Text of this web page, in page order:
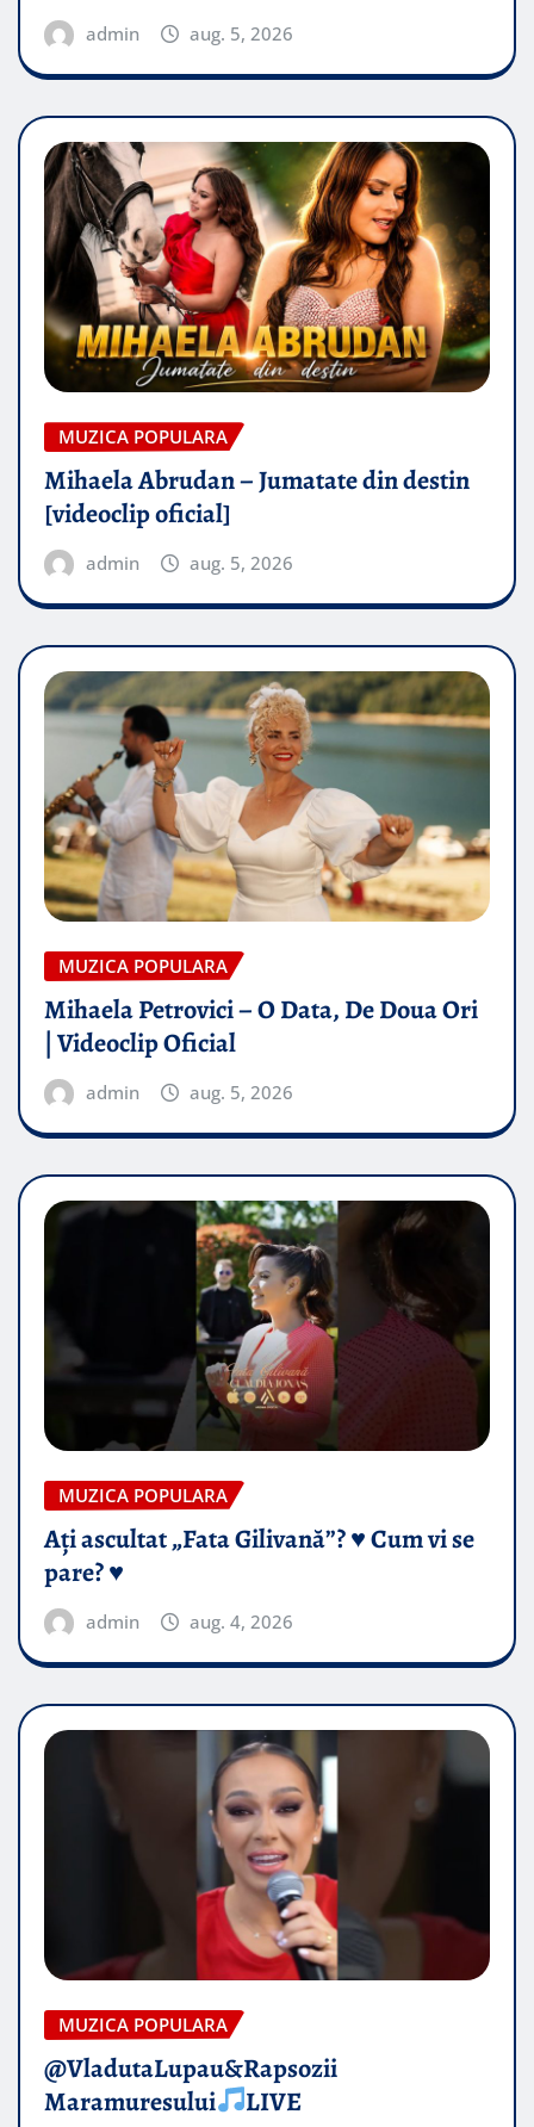
admin aug. 5, 2026
MUZICA POPULARA
Mihaela Abrudan – Jumatate din destin
[videoclip oficial]
admin aug. 5, 2026
MUZICA POPULARA
Mihaela Petrovici – O Data, De Doua Ori
| Videoclip Oficial
admin aug. 5, 2026
MUZICA POPULARA
Ați ascultat „Fata Gilivană”? ♥️ Cum vi se
pare? ♥️
admin aug. 4, 2026
MUZICA POPULARA
@VladutaLupau&Rapsozii
Maramuresului
LIVE